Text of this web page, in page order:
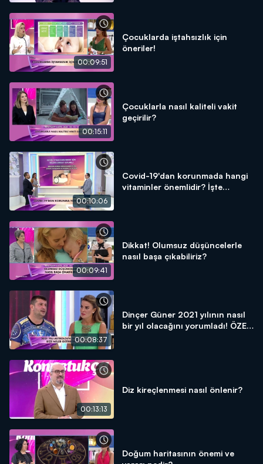
00:09:51
Çocuklarda iştahsızlık için
öneriler!
00:15:11
Çocuklarla nasıl kaliteli vakit
geçirilir?
00:10:06
Covid-19'dan korunmada hangi
vitaminler önemlidir? İşte
00:09:41
Dikkat! Olumsuz düşüncelerle
nasıl başa çıkabiliriz?
00:08:37
Dinçer Güner 2021 yılının nasıl
bir yıl olacağını yorumladı! ÖZEL
00:13:13
Diz kireçlenmesi nasıl önlenir?
Doğum haritasının önemi ve